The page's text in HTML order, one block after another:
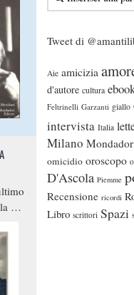
Tweet di
Aie amicizia
d'autore cultura
Feltrinelli Garzanti giallo
intervista Italia
Milano
omicidio oroscopo
D'Ascola Piemme
Recensione ricordi
Libro scrittori Spazi
a